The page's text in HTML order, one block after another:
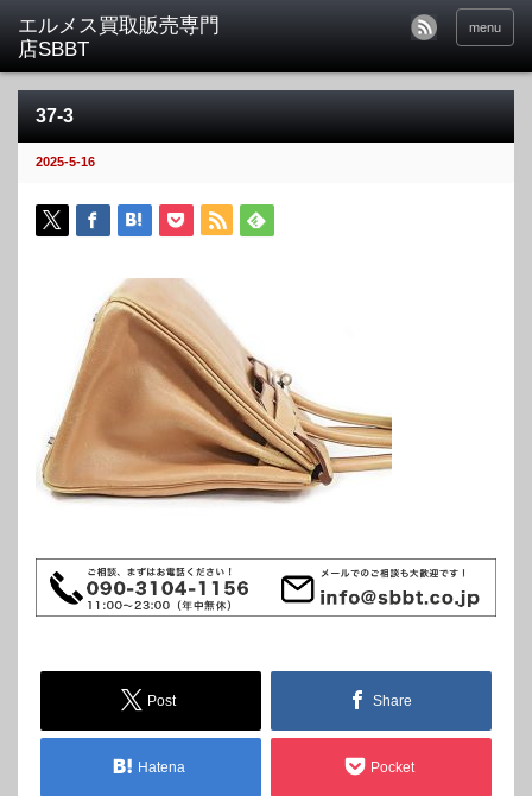
menu
37-3
2025-5-16
Post Share
Hatena Pocket